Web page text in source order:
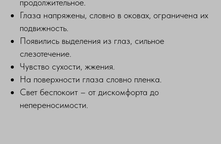
продолжительное.
Глаза напряжены, словно в оковах, ограничена их
подвижность.
Появились выделения из глаз, сильное
слезотечение.
Чувство сухости, жжения.
На поверхности глаза словно пленка.
Свет беспокоит – от дискомфорта до
непереносимости.